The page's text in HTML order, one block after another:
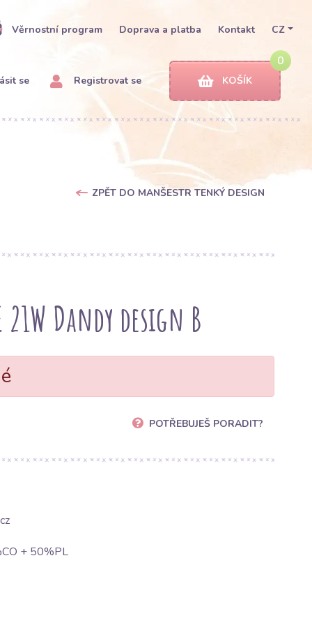
Věrnostní program Doprava a platba Kontakt CZ
se Registrovat se
0
KOŠÍK
ZPĚT DO MANŠESTR TENKÝ DESIGN
Dandy design B
POTŘEBUJEŠ PORADIT?
+ 50%PL